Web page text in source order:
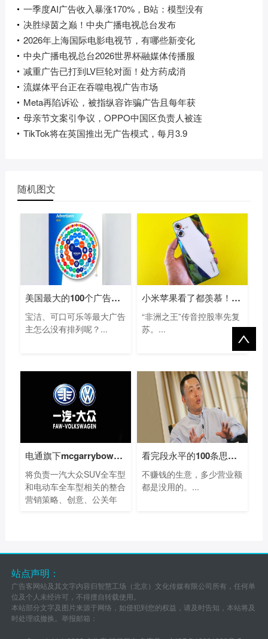
一季度AI广告收入暴涨170%，B站：模型没有
决胜绿茵之巅！中央广播电视总台发布
2026年上海国际电影电视节，有哪些新变化
中央广播电视总台2026世界杯融媒体传播服
减重广告已打到LV巨轮对面！处方药成消
流媒体平台正在吞噬电视广告市场
Meta再陷诉讼，被指纵容诈骗广告且每年获
母亲节文案引争议，OPPO中国区负责人被连
TikTok将在英国推出无广告模式，每月3.9
随机图文
美国最大的100个广告主名单：亚马逊等电
宝洁、可口可乐等最大广告
主怎么没有排列呢？...
小米苹果看了都羡慕！“非洲手机之王”
“非洲之王”传音控股率先复
苏。...
电通旗下mcgarrybowen赢得一汽大众SUV及电动
将负责一汽大众SUV全车型
和电动车全车型相关的整合
营销策略、创意、公关年
看完段永平的100条思考，我终于悟出他为
不赚钱的生意，多少营业额
都是没用的。...
站点声明：
广告客网站及其文字内容归智慧工场（北京）文化传媒有限公司所有，任何单
位及个人未经许可，不得擅自转载使用。
本站部分文字及图片来源于网络，如侵犯到您的权益，请及时告知，本站将及
时处理或撤换。举报邮箱：